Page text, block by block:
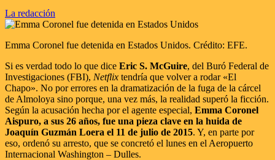
La redacción
Emma Coronel fue detenida en Estados Unidos. Crédito: EFE.
Si es verdad todo lo que dice Eric S. McGuire, del Buró Federal de
Investigaciones (FBI), Netflix tendría que volver a rodar «El
Chapo». No por errores en la dramatización de la fuga de la cárcel
de Almoloya sino porque, una vez más, la realidad superó la ficción.
Según la acusación hecha por el agente especial, Emma Coronel
Aispuro, a sus 26 años, fue una pieza clave en la huida de
Joaquín Guzmán Loera el 11 de julio de 2015. Y, en parte por
eso, ordenó su arresto, que se concretó el lunes en el Aeropuerto
Internacional Washington – Dulles.